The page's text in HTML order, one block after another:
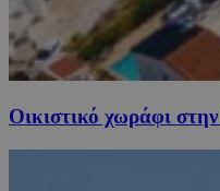
Οικιστικό χωράφι